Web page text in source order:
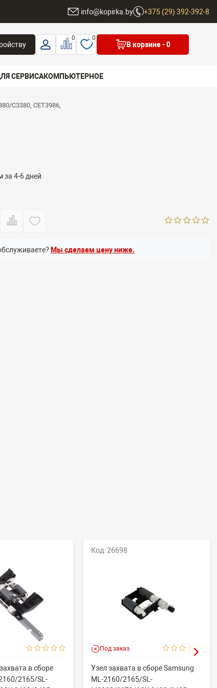
info@kopirka.by +375 (29) 392-392-8
0 0
В корзине- 0
СЕРВИСАКОМПЬЮТЕРНОЕ
C3380, CET3986,
за 4-6 дней
Мы сделаем цену ниже.
в сборе
2165/SL-
Код: 26698
Под заказ
Узел захвата в сборе Samsung
ML-2160/2165/SL-